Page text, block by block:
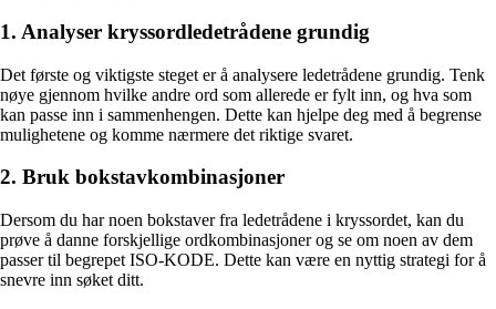
1. Analyser kryssordledetrådene grundig
Det første og viktigste steget er å analysere ledetrådene grundig. Tenk
nøye gjennom hvilke andre ord som allerede er fylt inn, og hva som
kan passe inn i sammenhengen. Dette kan hjelpe deg med å begrense
mulighetene og komme nærmere det riktige svaret.
2. Bruk bokstavkombinasjoner
Dersom du har noen bokstaver fra ledetrådene i kryssordet, kan du
prøve å danne forskjellige ordkombinasjoner og se om noen av dem
passer til begrepet ISO-KODE. Dette kan være en nyttig strategi for å
snevre inn søket ditt.